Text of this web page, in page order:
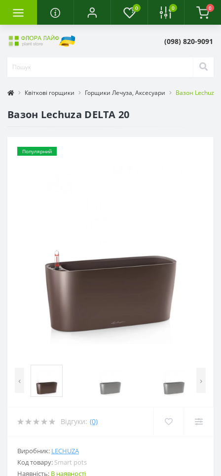
0 0 0
(098) 820-9091
Квіткові горщики Горщики Лечуза, Аксесуари Вазон Lechuza
Вазон Lechuza DELTA 20
Популярний
‹ ›
Відгуки: (0)
Виробник: LECHUZA
Код товару: Smart pots
Наявність: В наявності